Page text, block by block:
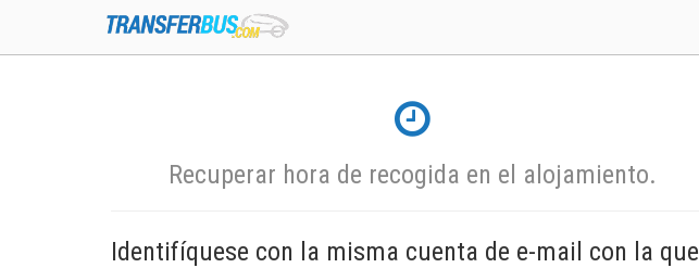
Recuperar hora de recogida en el alojamiento.
Identifíquese con la misma cuenta de e-mail con la que